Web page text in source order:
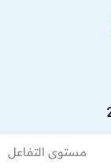
مستوى التفاعل